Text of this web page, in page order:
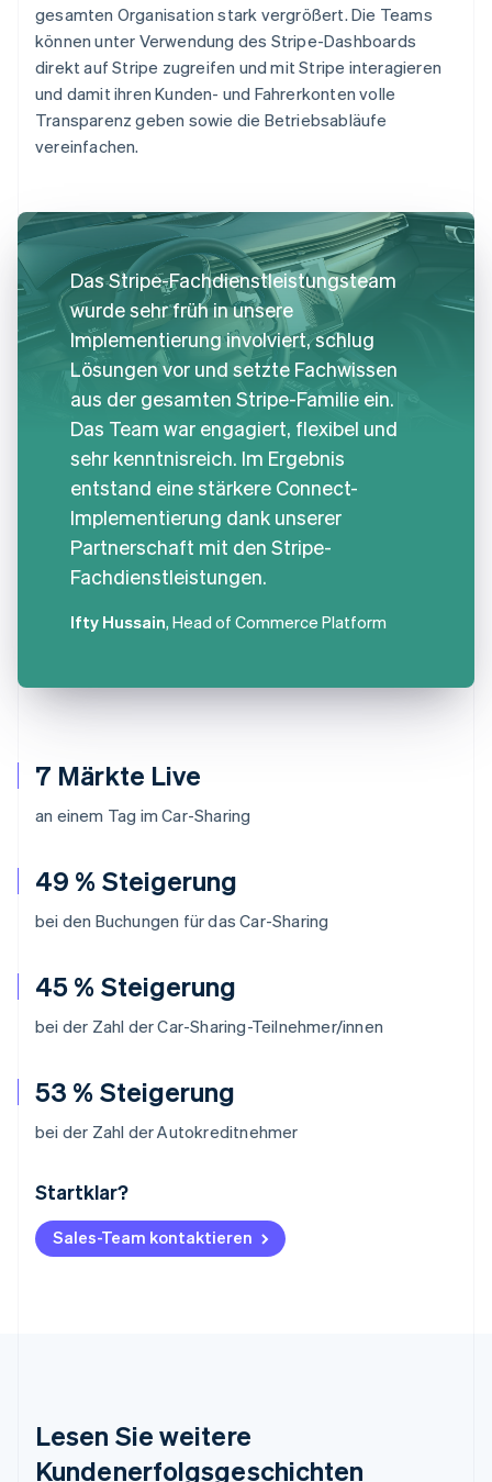
7 Märkte Live
an einem Tag im Car-Sharing
49 % Steigerung
bei den Buchungen für das Car-Sharing
45 % Steigerung
bei der Zahl der Car-Sharing-Teilnehmer/innen
53 % Steigerung
bei der Zahl der Autokreditnehmer
Startklar?
Sales-Team kontaktieren
gesamten Organisation stark vergrößert. Die Teams
können unter Verwendung des Stripe-Dashboards
direkt auf Stripe zugreifen und mit Stripe interagieren
und damit ihren Kunden- und Fahrerkonten volle
Transparenz geben sowie die Betriebsabläufe
vereinfachen.
Das Stripe-Fachdienstleistungsteam
wurde sehr früh in unsere
Implementierung involviert, schlug
Lösungen vor und setzte Fachwissen
aus der gesamten Stripe-Familie ein.
Das Team war engagiert, flexibel und
sehr kenntnisreich. Im Ergebnis
entstand eine stärkere Connect-
Implementierung dank unserer
Partnerschaft mit den Stripe-
Fachdienstleistungen.
Ifty Hussain, Head of Commerce Platform
Lesen Sie weitere
Kundenerfolgsgeschichten
Australien
Belgien
NederlandsFrançaisDeutschEnglish
DeutschEnglish
English